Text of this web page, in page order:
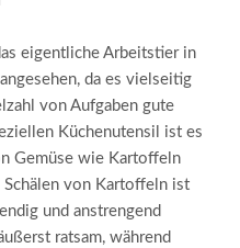
eigentliche Arbeitstier in
da es vielseitig
von Aufgaben gute
Küchenutensil ist es
Gemüse wie Kartoffeln
Schälen von Kartoffeln ist
und anstrengend
ratsam, während